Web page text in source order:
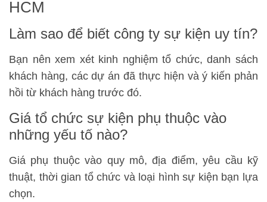
HCM
Làm sao để biết công ty sự kiện uy tín?
Bạn nên xem xét kinh nghiệm tổ chức, danh sách
khách hàng, các dự án đã thực hiện và ý kiến phản
hồi từ khách hàng trước đó.
Giá tổ chức sự kiện phụ thuộc vào
những yếu tố nào?
Giá phụ thuộc vào quy mô, địa điểm, yêu cầu kỹ
thuật, thời gian tổ chức và loại hình sự kiện bạn lựa
chọn.